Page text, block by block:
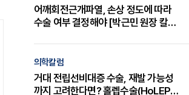
어깨회전근개파열, 손상 정도에 따라
수술 여부 결정해야 [박근민 원장 칼
의학칼럼
거대 전립선비대증 수술, 재발 가능성
까지 고려한다면? 홀렙수술(HoLEP)